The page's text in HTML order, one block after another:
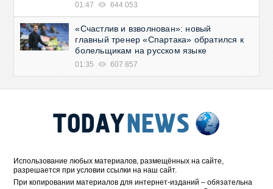
01:47 644 053
«Счастлив и взволнован»: новый
главный тренер «Спартака» обратился к
болельщикам на русском языке
01:35 607 857
Использование любых материалов, размещённых на сайте,
разрешается при условии ссылки на наш сайт.
При копировании материалов для интернет-изданий – обязательна